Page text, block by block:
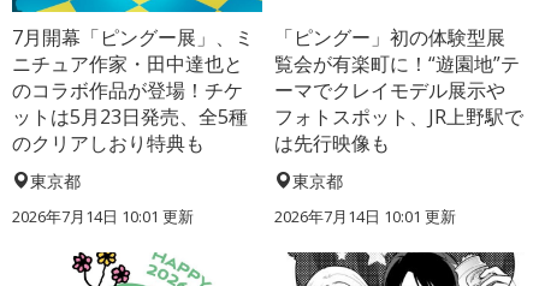
7月開幕「ピングー展」、ミ
ニチュア作家・田中達也と
のコラボ作品が登場！チケ
ットは5月23日発売、全5種
のクリアしおり特典も
東京都
2026年7月14日 10:01 更新
「ピングー」初の体験型展
覧会が有楽町に！“遊園地”テ
ーマでクレイモデル展示や
フォトスポット、JR上野駅で
は先行映像も
東京都
2026年7月14日 10:01 更新